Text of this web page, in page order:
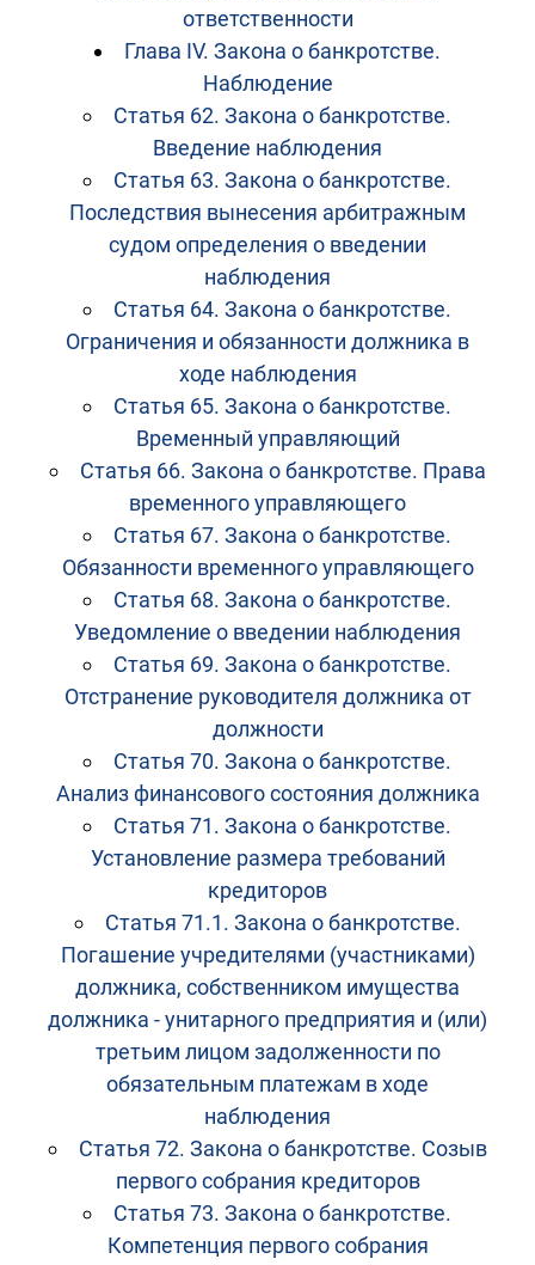
ответственности
Глава IV. Закона о банкротстве.
Наблюдение
Статья 62. Закона о банкротстве.
Введение наблюдения
Статья 63. Закона о банкротстве.
Последствия вынесения арбитражным
судом определения о введении
наблюдения
Статья 64. Закона о банкротстве.
Ограничения и обязанности должника в
ходе наблюдения
Статья 65. Закона о банкротстве.
Временный управляющий
Статья 66. Закона о банкротстве. Права
временного управляющего
Статья 67. Закона о банкротстве.
Обязанности временного управляющего
Статья 68. Закона о банкротстве.
Уведомление о введении наблюдения
Статья 69. Закона о банкротстве.
Отстранение руководителя должника от
должности
Статья 70. Закона о банкротстве.
Анализ финансового состояния должника
Статья 71. Закона о банкротстве.
Установление размера требований
кредиторов
Статья 71.1. Закона о банкротстве.
Погашение учредителями (участниками)
должника, собственником имущества
должника - унитарного предприятия и (или)
третьим лицом задолженности по
обязательным платежам в ходе
наблюдения
Статья 72. Закона о банкротстве. Созыв
первого собрания кредиторов
Статья 73. Закона о банкротстве.
Компетенция первого собрания